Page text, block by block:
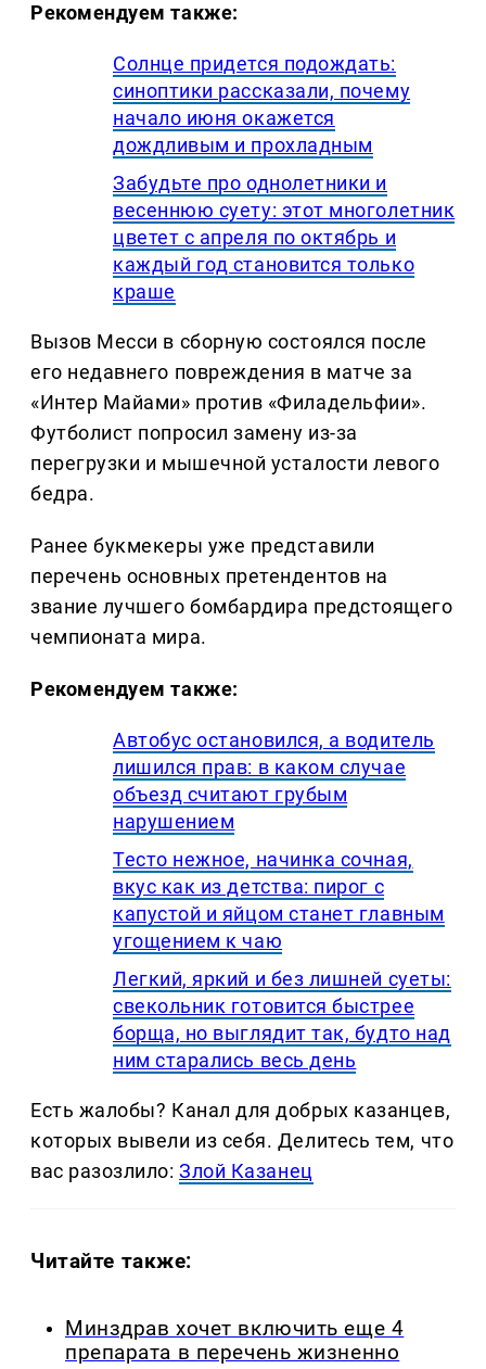
Рекомендуем также:
Солнце придется подождать:
синоптики рассказали, почему
начало июня окажется
дождливым и прохладным
Забудьте про однолетники и
весеннюю суету: этот многолетник
цветет с апреля по октябрь и
каждый год становится только
краше
Вызов Месси в сборную состоялся после
его недавнего повреждения в матче за
«Интер Майами» против «Филадельфии».
Футболист попросил замену из-за
перегрузки и мышечной усталости левого
бедра.
Ранее букмекеры уже представили
перечень основных претендентов на
звание лучшего бомбардира предстоящего
чемпионата мира.
Рекомендуем также:
Автобус остановился, а водитель
лишился прав: в каком случае
объезд считают грубым
нарушением
Тесто нежное, начинка сочная,
вкус как из детства: пирог с
капустой и яйцом станет главным
угощением к чаю
Легкий, яркий и без лишней суеты:
свекольник готовится быстрее
борща, но выглядит так, будто над
ним старались весь день
Есть жалобы? Канал для добрых казанцев,
которых вывели из себя. Делитеcь тем, что
вас разозлило:Злой Казанец
Читайте также:
Минздрав хочет включить еще 4
препарата в перечень жизненно